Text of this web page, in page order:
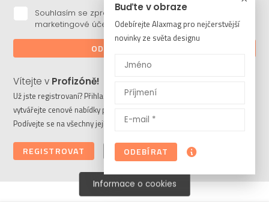
Buďte v obraze
Odebírejte Alaxmag pro nejčerstvější
novinky ze světa designu
ODEBÍRAT
Souhlasím se zpracováním osobních údajů pro
marketingové účely.
ODEBÍRAT NOVINKY
Vítejte v Profizóně!
Už jste registrovaní? Přihlaste se a stahujte potřebné soubory či
vytvářejte cenové nabídky pro vaše klienty. Ještě nejste členem?
Podívejte se na všechny její výhody a registrujte se ještě dnes.
REGISTROVAT PŘIHLÁSIT